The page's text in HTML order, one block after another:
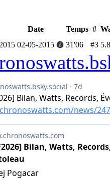
Date Temps #
02-05-2015 31'06 #3